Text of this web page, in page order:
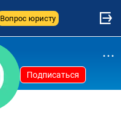
Вопрос юристу
Подписаться
...